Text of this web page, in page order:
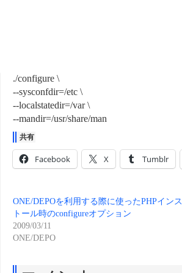
./configure \
--sysconfdir=/etc \
--localstatedir=/var \
--mandir=/usr/share/man
共有
Facebook X Tumblr
ONE/DEPOを利用する際に使ったPHPインス
トール時のconfigureオプション
2009/03/11
ONE/DEPO